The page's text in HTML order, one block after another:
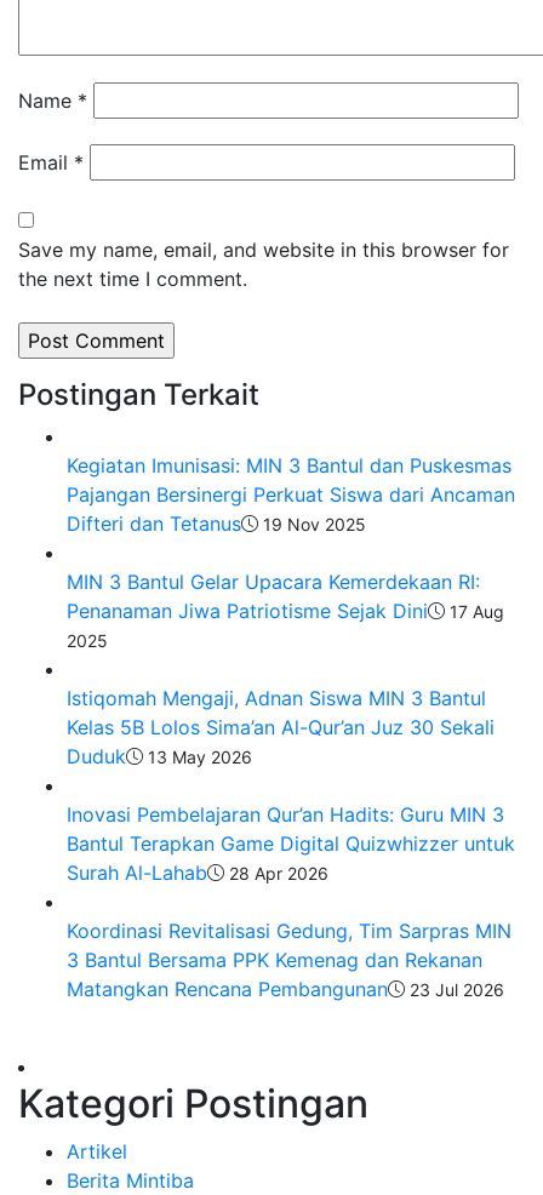
Name *
Email *
Save my name, email, and website in this browser for
the next time I comment.
Postingan Terkait
Kegiatan Imunisasi: MIN 3 Bantul dan Puskesmas
Pajangan Bersinergi Perkuat Siswa dari Ancaman
Difteri dan Tetanus​
19 Nov 2025
MIN 3 Bantul Gelar Upacara Kemerdekaan RI:
Penanaman Jiwa Patriotisme Sejak Dini​
17 Aug
2025
Istiqomah Mengaji, Adnan Siswa MIN 3 Bantul
Kelas 5B Lolos Sima’an Al-Qur’an Juz 30 Sekali
Duduk
13 May 2026
Inovasi Pembelajaran Qur’an Hadits: Guru MIN 3
Bantul Terapkan Game Digital Quizwhizzer untuk
Surah Al-Lahab
28 Apr 2026
Koordinasi Revitalisasi Gedung, Tim Sarpras MIN
3 Bantul Bersama PPK Kemenag dan Rekanan
Matangkan Rencana Pembangunan
23 Jul 2026
Kategori Postingan
Artikel
Berita Mintiba